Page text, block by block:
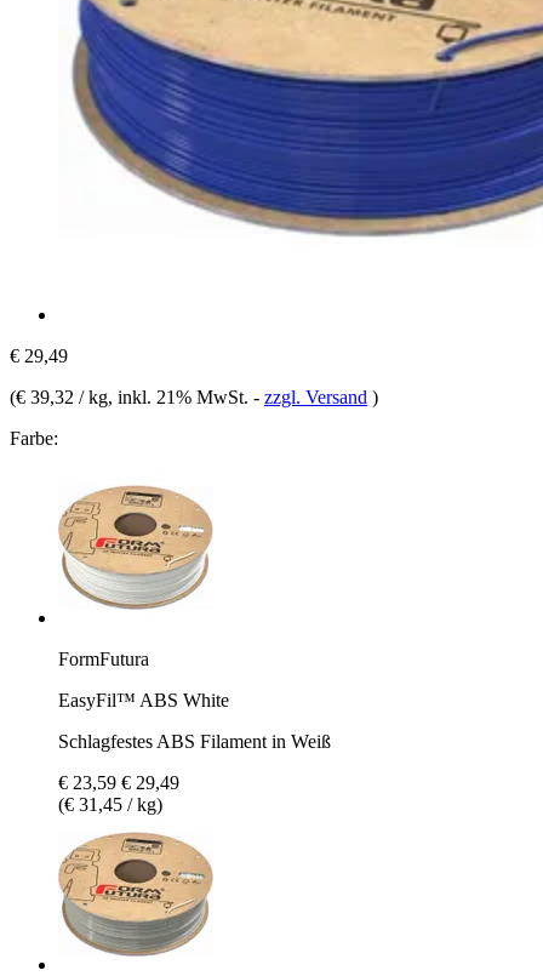
€ 29,49
(€ 39,32 / kg, inkl. 21% MwSt. - zzgl. Versand )
Farbe:
FormFutura
EasyFil™ ABS White
Schlagfestes ABS Filament in Weiß
€ 23,59 € 29,49
(€ 31,45 / kg)